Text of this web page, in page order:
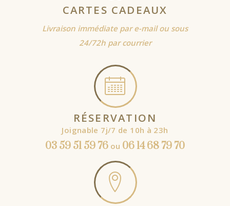
CARTES CADEAUX
Livraison immédiate par e-mail ou sous
24/72h par courrier
RÉSERVATION
Joignable 7j/7 de 10h à 23h
03 59 51 59 76 ou 06 14 68 79 70